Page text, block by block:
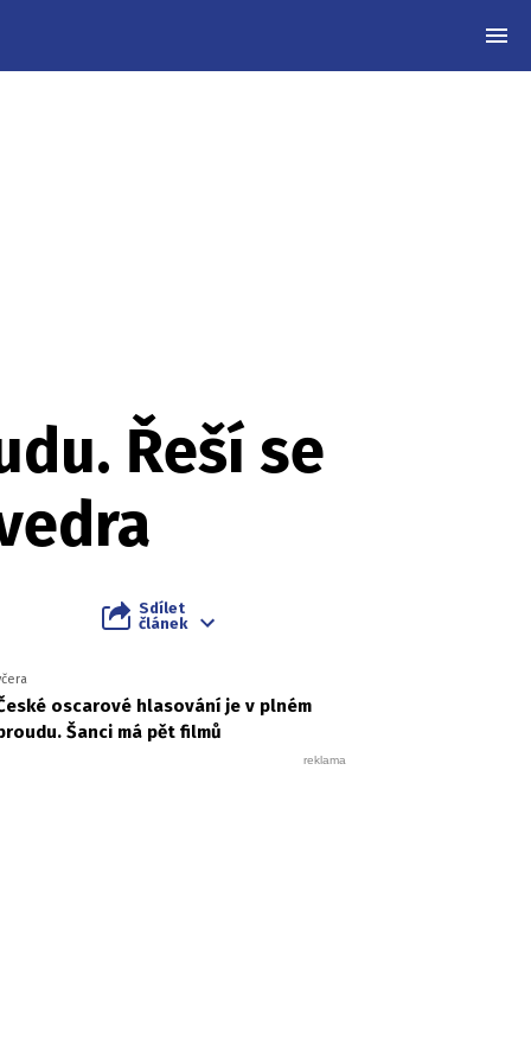
Řeší se
Sdílet
článek
oscarové hlasování je v plném
Šanci má pět filmů